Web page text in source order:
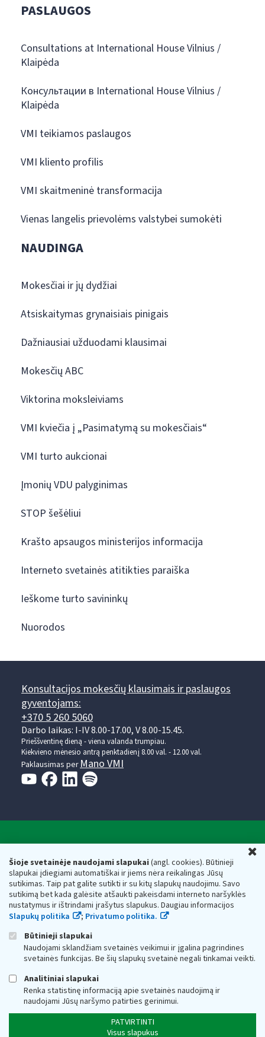
Šioje svetainėje naudojami slapukai(angl. cookies). Būtinieji
slapukai įdiegiami automatiškai ir jiems nėra reikalingas Jūsų
sutikimas. Taip pat galite sutikti ir su kitų slapukų naudojimu. Savo
sutikimą bet kada galėsite atšaukti pakeisdami interneto naršyklės
nustatymus ir ištrindami įrašytus slapukus. Daugiau informacijos
Slapukų politika
; Privatumo politika.
Būtinieji slapukai
Naudojami sklandžiam svetainės veikimui ir įgalina pagrindines
svetainės funkcijas. Be šių slapukų svetainė negali tinkamai veikti.
Analitiniai slapukai
Renka statistinę informaciją apie svetainės naudojimą ir
naudojami Jūsų naršymo patirties gerinimui.
PATVIRTINTI
Visus slapukus
PASLAUGOS
Consultations at International House Vilnius /
Klaipėda
Консультации в International House Vilnius /
Klaipėda
VMI teikiamos paslaugos
VMI kliento profilis
VMI skaitmeninė transformacija
Vienas langelis prievolėms valstybei sumokėti
NAUDINGA
Mokesčiai ir jų dydžiai
Atsiskaitymas grynaisiais pinigais
Dažniausiai užduodami klausimai
Mokesčių ABC
Viktorina moksleiviams
VMI kviečia į „Pasimatymą su mokesčiais“
VMI turto aukcionai
Įmonių VDU palyginimas
STOP šešėliui
Krašto apsaugos ministerijos informacija
Interneto svetainės atitikties paraiška
Ieškome turto savininkų
Nuorodos
Konsultacijos mokesčių klausimais ir paslaugos
gyventojams:
+370 5 260 5060
Darbo laikas: I-IV 8.00-17.00, V 8.00-15.45.
Prieššventinę dieną - viena valanda trumpiau.
Kiekvieno mėnesio antrą penktadienį 8.00 val. - 12.00 val.
Paklausimas per Mano VMI
Respublikos finansų ministerijos
Biudžetinė įstaiga. Juridinio asmens kodas — 188659752,
adresas: Vasario 16-osios g. 14, 01107 Vilnius, Lietuva, el.paštas:
vmi@vmi.lt, E. pristatymo dėžutės adresas 188659752
Duomenys apie Valstybinę mokesčių inspekciją prie Lietuvos
Respublikos finansų ministerijos kaupiami ir saugomi Juridinių